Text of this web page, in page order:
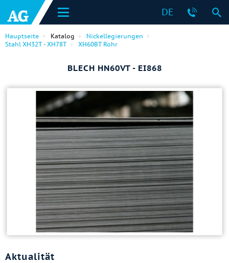
DE
Hauptseite Katalog
Nickellegierungen
Stahl ХН32Т - ХН78Т
ХН60ВТ Rohr
BLECH HN60VT - EI868
Aktualität